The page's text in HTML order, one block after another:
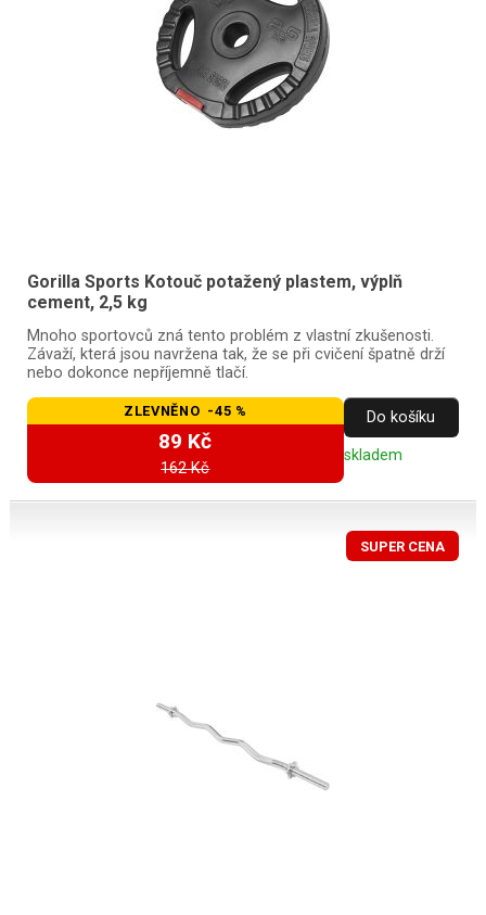
Gorilla Sports Kotouč potažený plastem, výplň
cement, 2,5 kg
Mnoho sportovců zná tento problém z vlastní zkušenosti.
Závaží, která jsou navržena tak, že se při cvičení špatně drží
nebo dokonce nepříjemně tlačí.
ZLEVNĚNO -45 %
89 Kč
162 Kč
Do košíku
skladem
SUPER CENA